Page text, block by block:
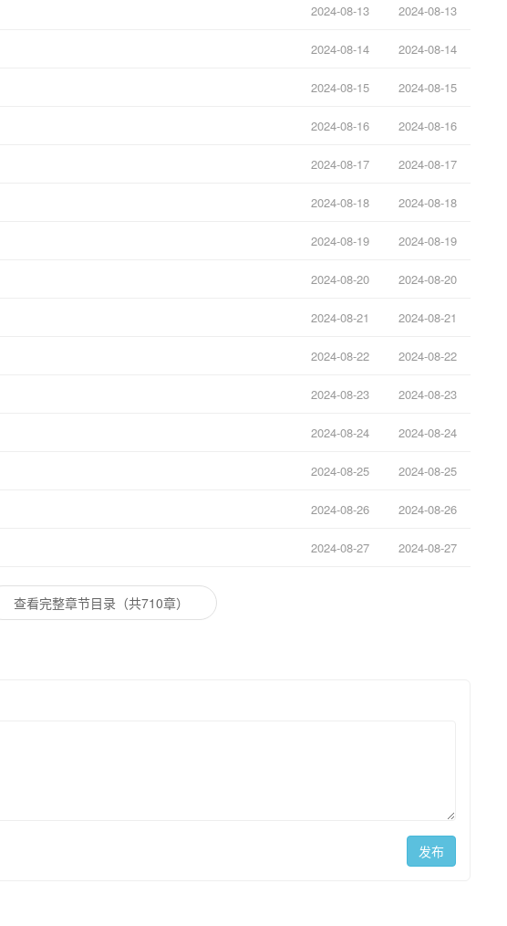
2024-08-13 2024-08-13
2024-08-14 2024-08-14
2024-08-15 2024-08-15
2024-08-16 2024-08-16
2024-08-17 2024-08-17
2024-08-18 2024-08-18
2024-08-19 2024-08-19
2024-08-20 2024-08-20
2024-08-21 2024-08-21
2024-08-22 2024-08-22
2024-08-23 2024-08-23
2024-08-24 2024-08-24
2024-08-25 2024-08-25
2024-08-26 2024-08-26
2024-08-27 2024-08-27
查看完整章节目录（共710章）
发布